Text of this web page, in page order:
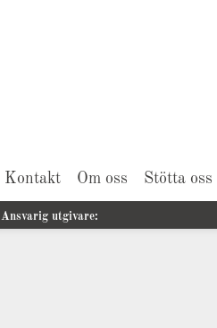
Kontakt Om oss Stötta oss
Ansvarig utgivare: